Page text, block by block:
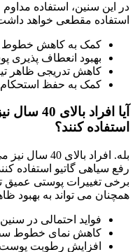
در این سنین، استفاده
استفاده مقطعی خواهد
کمک به کاهش خطوط
بهبود انعطاف پذیری
کاهش تدریجی ظاهر
کمک به حفظ
آیا افراد
استفاده کنند؟
بله. افراد
رفع سیاهی گاتیو استفاده
برخی تغییرات پوستی عمیق
همچنان می تواند به بهبود
فواید احتمالی در سنین
کاهش نمای خطوط
افزایش رطوبت